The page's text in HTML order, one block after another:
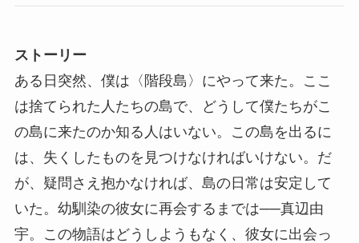
ストーリー
ある日突然、僕は〈階段島〉にやって来た。ここ
は捨てられた人たちの島で、どうして僕たちがこ
の島に来たのか知る人はいない。この島を出るに
は、失くしたものを見つけなければいけない。だ
が、疑問さえ抱かなければ、島の日常は安定して
いた。幼馴染の彼女に再会するまでは──真辺由
宇。この物語はどうしようもなく、彼女に出会っ